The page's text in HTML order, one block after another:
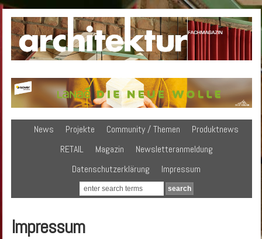
News Projekte Community / Themen
Produktnews
RETAIL
Magazin
Newsletteranmeldung
Datenschutzerklärung
Impressum
Impressum